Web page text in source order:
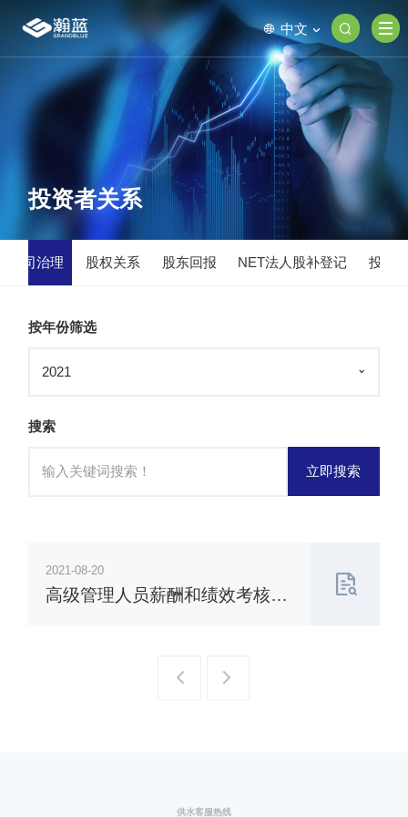
中文
投资者关系
公司治理 股权关系 股东回报 NET法人股补登记 投资
按年份筛选
2021
搜索
立即搜索
2021-08-20
高级管理人员薪酬和绩效考核管
供水客服热线